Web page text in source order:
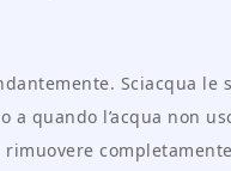
Sciacqua le
a quando l’acqua non